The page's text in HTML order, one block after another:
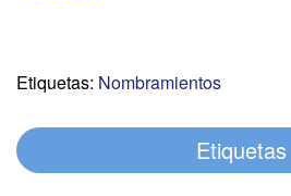
Etiquetas: Nombramientos
Etiquetas